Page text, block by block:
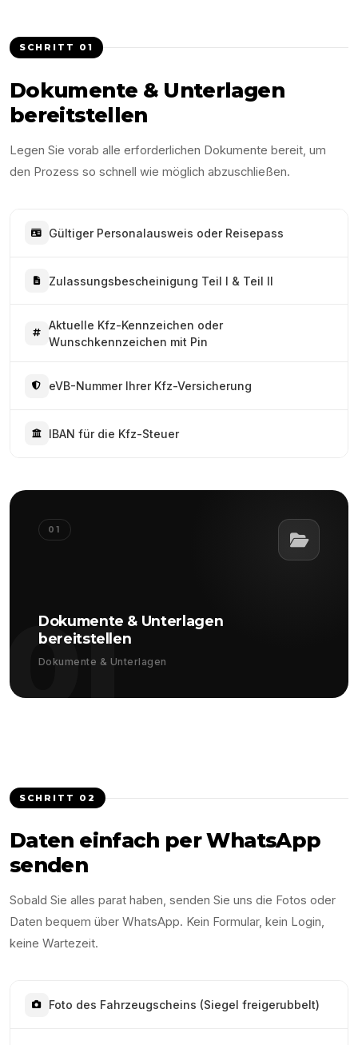
SCHRITT 01
Dokumente & Unterlagen
bereitstellen
Legen Sie vorab alle erforderlichen Dokumente bereit, um
den Prozess so schnell wie möglich abzuschließen.
Gültiger Personalausweis oder Reisepass
Zulassungsbescheinigung Teil I & Teil II
Aktuelle Kfz-Kennzeichen oder
Wunschkennzeichen mit Pin
eVB-Nummer Ihrer Kfz-Versicherung
IBAN für die Kfz-Steuer
01
01
Dokumente & Unterlagen
bereitstellen
Dokumente & Unterlagen
SCHRITT 02
Daten einfach per WhatsApp
senden
Sobald Sie alles parat haben, senden Sie uns die Fotos oder
Daten bequem über WhatsApp. Kein Formular, kein Login,
keine Wartezeit.
Foto des Fahrzeugscheins (Siegel freigerubbelt)